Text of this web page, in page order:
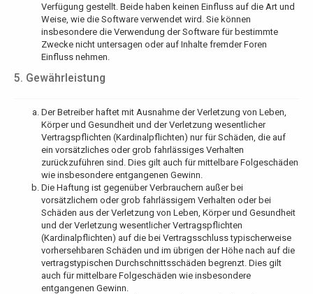
Verfügung gestellt. Beide haben keinen Einfluss auf die Art und
Weise, wie die Software verwendet wird. Sie können
insbesondere die Verwendung der Software für bestimmte
Zwecke nicht untersagen oder auf Inhalte fremder Foren
Einfluss nehmen.
5. Gewährleistung
Der Betreiber haftet mit Ausnahme der Verletzung von Leben,
Körper und Gesundheit und der Verletzung wesentlicher
Vertragspflichten (Kardinalpflichten) nur für Schäden, die auf
ein vorsätzliches oder grob fahrlässiges Verhalten
zurückzuführen sind. Dies gilt auch für mittelbare Folgeschäden
wie insbesondere entgangenen Gewinn.
Die Haftung ist gegenüber Verbrauchern außer bei
vorsätzlichem oder grob fahrlässigem Verhalten oder bei
Schäden aus der Verletzung von Leben, Körper und Gesundheit
und der Verletzung wesentlicher Vertragspflichten
(Kardinalpflichten) auf die bei Vertragsschluss typischerweise
vorhersehbaren Schäden und im übrigen der Höhe nach auf die
vertragstypischen Durchschnittsschäden begrenzt. Dies gilt
auch für mittelbare Folgeschäden wie insbesondere
entgangenen Gewinn.